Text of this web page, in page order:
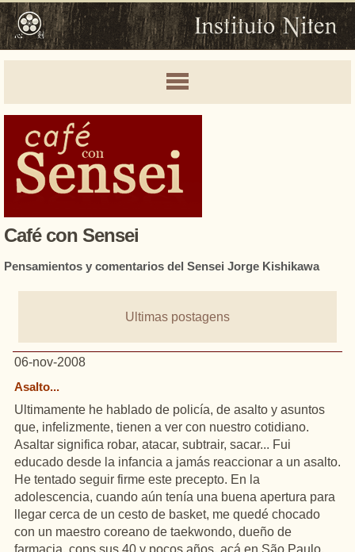
Café con Sensei
Pensamientos y comentarios del Sensei Jorge Kishikawa
Ultimas postagens
06-nov-2008
Asalto...
Ultimamente he hablado de policía, de asalto y asuntos
que, infelizmente, tienen a ver con nuestro cotidiano.
Asaltar significa robar, atacar, subtrair, sacar... Fui
educado desde la infancia a jamás reaccionar a un asalto.
He tentado seguir firme este precepto. En la
adolescencia, cuando aún tenía una buena apertura para
llegar cerca de un cesto de basket, me quedé chocado
con un maestro coreano de taekwondo, dueño de
farmacia, cons sus 40 y pocos años, acá en São Paulo.